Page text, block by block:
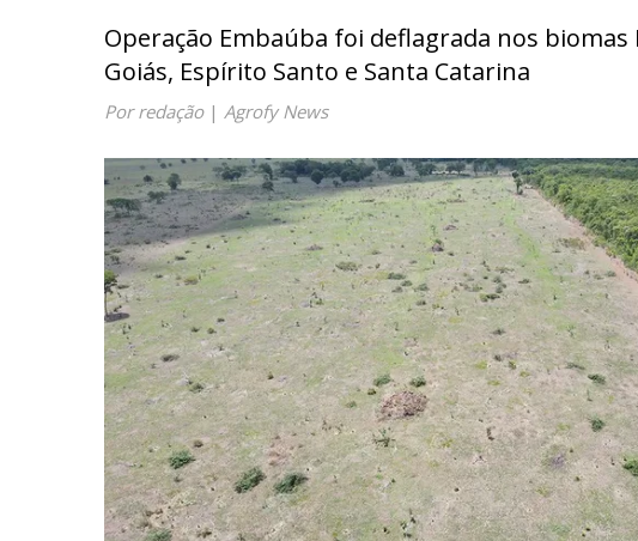
Operação Embaúba foi deflagrada nos
Goiás, Espírito Santo e Santa Catarina
Por redação| Agrofy News